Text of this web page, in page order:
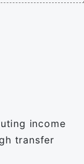
income
transfer